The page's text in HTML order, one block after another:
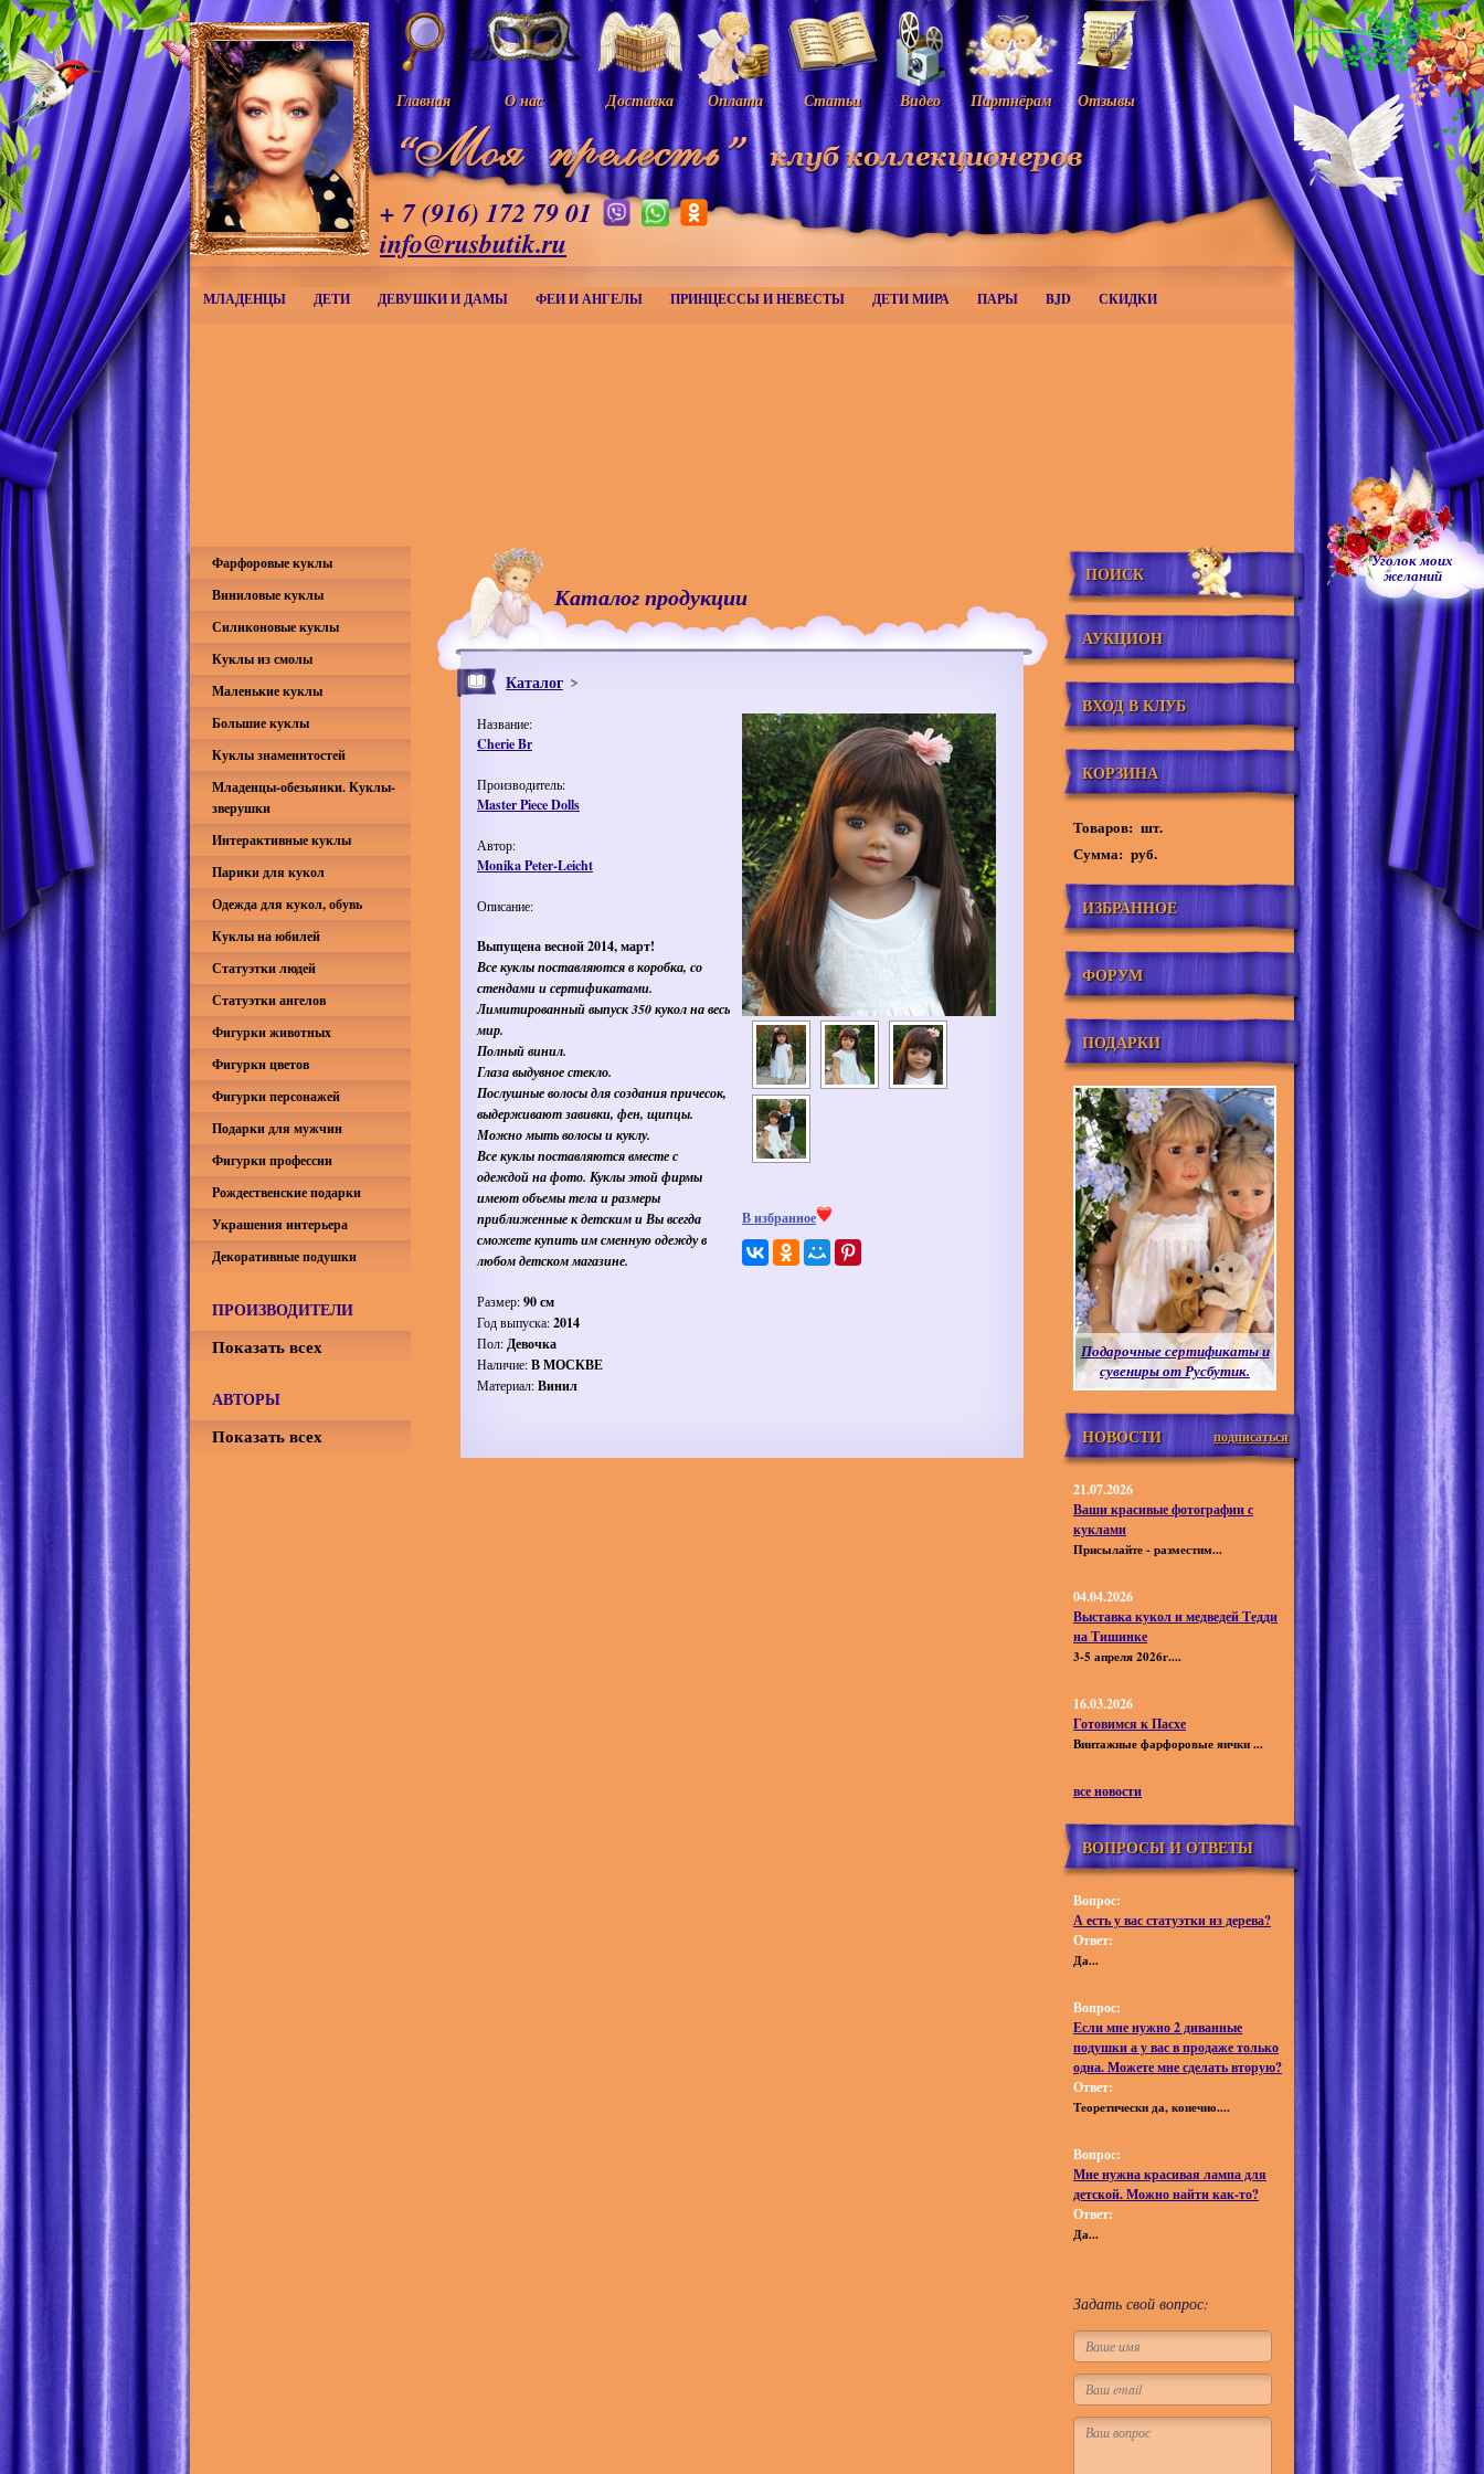
Главная О нас Доставка Оплата Статьи Видео Партнёрам Отзывы
+ 7 (916) 172 79 01
info@rusbutik.ru
МЛАДЕНЦЫ ДЕТИ ДЕВУШКИ И ДАМЫ ФЕИ И АНГЕЛЫ ПРИНЦЕССЫ И НЕВЕСТЫ ДЕТИ МИРА ПАРЫ BJD СКИДКИ
Уголок моих
желаний
Каталог продукции
Каталог
Название:
Cherie Br
Производитель:
Master Piece Dolls
Автор:
Monika Peter-Leicht
Описание:
Выпущена весной 2014, март!
Все куклы поставляются в коробка, со
стендами и сертификатами.
Лимитированный выпуск 350 кукол на весь
мир.
Полный винил.
Глаза выдувное стекло.
Послушные волосы для создания причесок,
выдерживают завивки, фен, щипцы.
Можно мыть волосы и куклу.
Все куклы поставляются вместе с
одеждой на фото. Куклы этой фирмы
имеют объемы тела и размеры
приближенные к детским и Вы всегда
сможете купить им сменную одежду в
любом детском магазине.
Размер:90 см
Год выпуска:2014
Пол:Девочка
Наличие:В МОСКВЕ
Материал:Винил
В избранное
Фарфоровые куклы
Виниловые куклы
Силиконовые куклы
Куклы из смолы
Маленькие куклы
Большие куклы
Куклы знаменитостей
Младенцы-обезьянки. Куклы-
зверушки
Интерактивные куклы
Парики для кукол
Одежда для кукол, обувь
Куклы на юбилей
Статуэтки людей
Статуэтки ангелов
Фигурки животных
Фигурки цветов
Фигурки персонажей
Подарки для мужчин
Фигурки профессии
Рождественские подарки
Украшения интерьера
Декоративные подушки
ПРОИЗВОДИТЕЛИ
Показать всех
АВТОРЫ
Показать всех
ПОИСК
АУКЦИОН
ВХОД В КЛУБ
КОРЗИНА
Товаров: шт.
Сумма: руб.
ИЗБРАННОЕ
ФОРУМ
ПОДАРКИ
Подарочные сертификаты и
сувениры от Русбутик.
НОВОСТИ подписаться
21.07.2026
Ваши красивые фотографии с
куклами
Присылайте - разместим...
04.04.2026
Выставка кукол и медведей Тедди
на Тишинке
3-5 апреля 2026г....
16.03.2026
Готовимся к Пасхе
Винтажные фарфоровые яички ...
все новости
ВОПРОСЫ И ОТВЕТЫ
Вопрос:
А есть у вас статуэтки из дерева?
Ответ:
Да...
Вопрос:
Если мне нужно 2 диванные
подушки а у вас в продаже только
одна. Можете мне сделать вторую?
Ответ:
Теоретически да, конечно....
Вопрос:
Мне нужна красивая лампа для
детской. Можно найти как-то?
Ответ:
Да...
Задать свой вопрос: